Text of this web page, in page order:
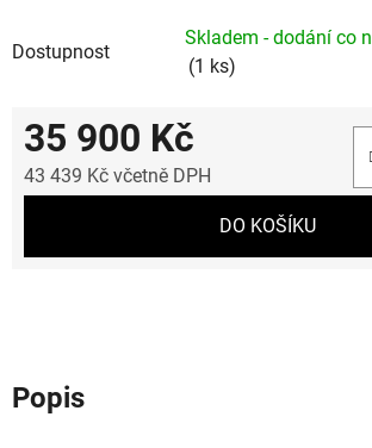
Dostupnost
Skladem - dodání co
(1 ks)
35 900 Kč
43 439 Kč včetně DPH
DO KOŠÍKU
Popis